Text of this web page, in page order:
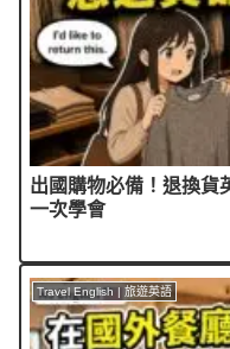
出國購物必備！退換貨
一次學會
Travel English | 旅遊英語